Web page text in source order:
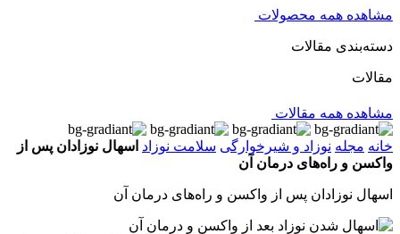
مشاهده همه محصولات
دسته‌بندی مقالات
مقالات
مشاهده همه مقالات
خانه مجله نوزاد و شیرخوارگی سلامت نوزاد اسهال نوزادان پس از
واکسن و راه‌های درمان آن
اسهال نوزادان پس از واکسن و راه‌های درمان آن